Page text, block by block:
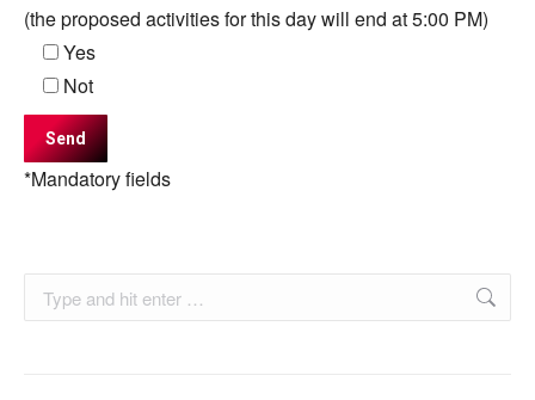
(the proposed activities for this day will end at 5:00 PM)
Yes
Not
*Mandatory fields
Search: